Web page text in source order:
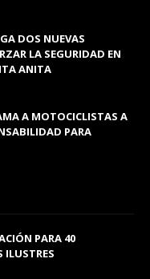
DOS NUEVAS
LA SEGURIDAD EN
ANITA
A MOTOCICLISTAS A
PARA
PARA 40
ILUSTRES